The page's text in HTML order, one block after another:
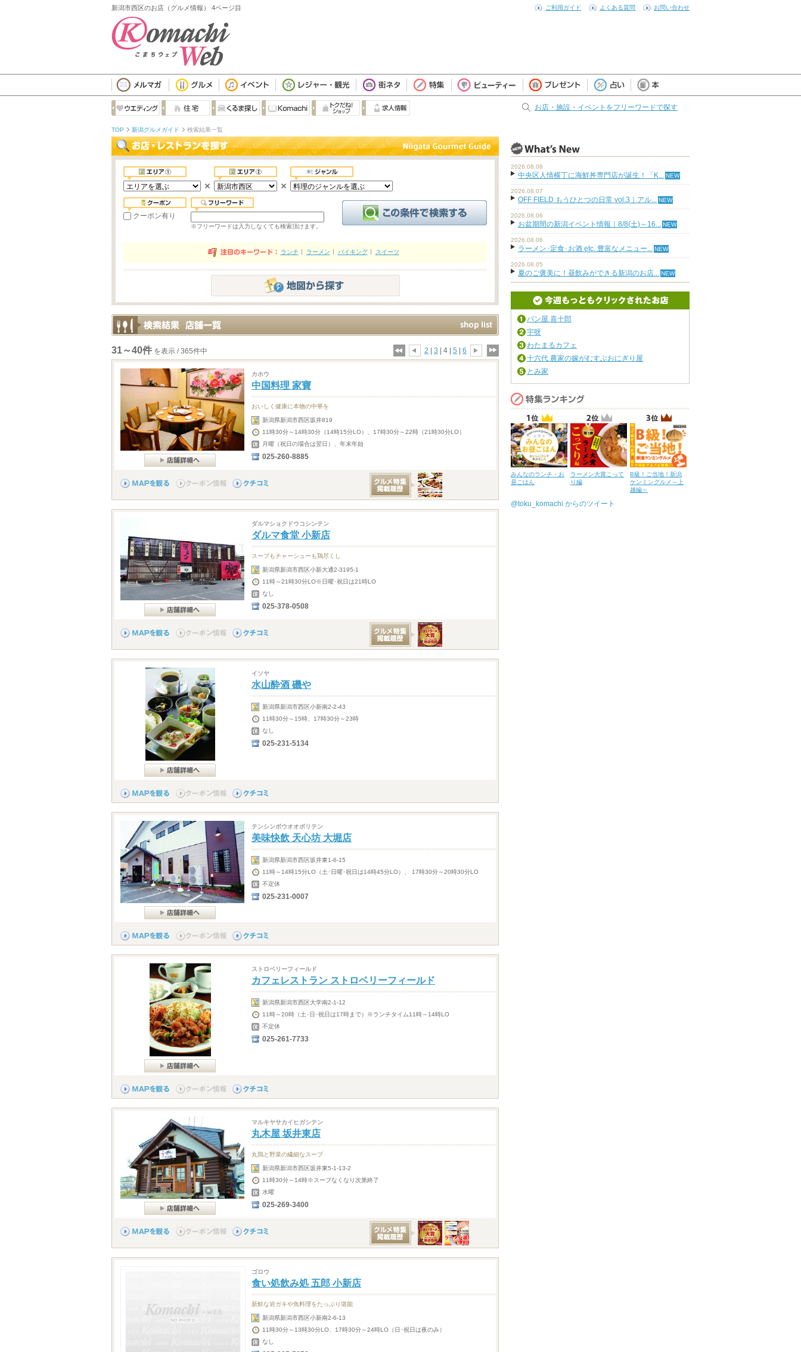
新潟市西区のお店（グルメ情報） 4ページ目 ご利用ガイド よくある質問 お問い合わせ
お店・施設・イベントをフリーワードで探す
TOP 新潟グルメガイド 検索結果一覧
クーポン有り
※フリーワードは入力しなくても検索頂けます。
ランチ ラーメン バイキング スイーツ
31～40件 を表示 / 365件中 2 3 | 4 | 5 6
カホウ
中国料理 家寶
おいしく健康に本物の中華を
新潟県新潟市西区坂井819
11時30分～14時30分（14時15分LO）、17時30分～22時（21時30分LO）
月曜（祝日の場合は翌日）、年末年始
025-260-8885
ダルマショクドウコシンテン
ダルマ食堂 小新店
スープもチャーシューも鶏尽くし
新潟県新潟市西区小新大通2-3195-1
11時～21時30分LO※日曜･祝日は21時LO
なし
025-378-0508
イソヤ
水山酔酒 磯や
新潟県新潟市西区小新南2-2-43
11時30分～15時、17時30分～23時
なし
025-231-5134
テンシンボウオオボリテン
美味快飲 天心坊 大堀店
新潟県新潟市西区坂井東1-6-15
11時～14時15分LO（土･日曜･祝日は14時45分LO）、 17時30分～20時30分LO
不定休
025-231-0007
ストロベリーフィールド
カフェレストラン ストロベリーフィールド
新潟県新潟市西区大学南2-1-12
11時～20時（土･日･祝日は17時まで）※ランチタイム11時～14時LO
不定休
025-261-7733
マルキヤサカイヒガシテン
丸木屋 坂井東店
丸鶏と野菜の繊細なスープ
新潟県新潟市西区坂井東5-1-13-2
11時30分～14時※スープなくなり次第終了
水曜
025-269-3400
ゴロウ
食い処飲み処 五郎 小新店
新鮮な岩ガキや魚料理をたっぷり堪能
新潟県新潟市西区小新南2-6-13
11時30分～13時30分LO、17時30分～24時LO（日･祝日は夜のみ）
なし
2026.08.08
中央区人情横丁に海鮮丼専門店が誕生！「K...
2026.08.07
OFF FIELD もうひとつの日常 vol.3｜アル...
2026.08.06
お盆期間の新潟イベント情報｜8/8(土)～16...
2026.08.06
ラーメン･定食･お酒 etc. 豊富なメニュー...
2026.08.05
夏のご褒美に！昼飲みができる新潟のお店...
パン屋 喜十郎
宇呀
わたまるカフェ
十六代 農家の嫁がむすぶおにぎり屋
とみ家
みんなのランチ・お
昼ごはん
ラーメン大賞こって
り編
B級！ご当地！新潟
ケンミングルメ～上
越編～
@toku_komachi からのツイート